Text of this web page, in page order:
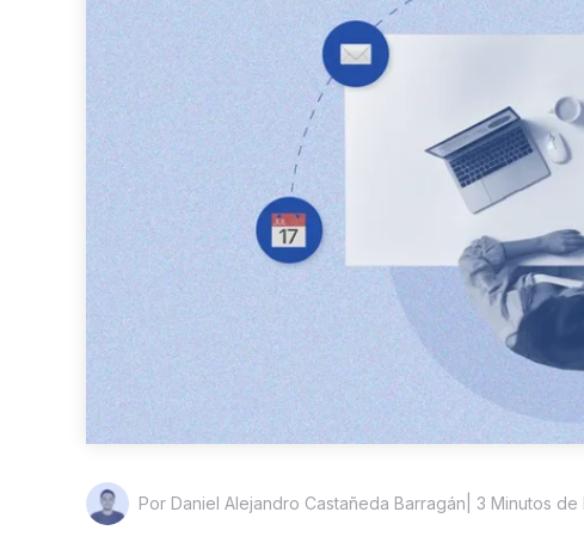
Por Daniel Alejandro Castañeda Barragán | 3 Minutos